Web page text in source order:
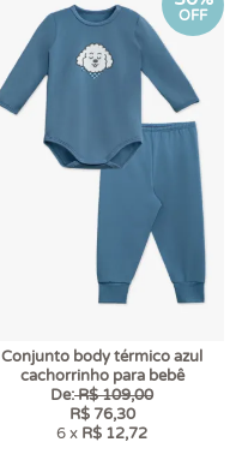
OFF
Conjunto body térmico azul
cachorrinho para bebê
De:R$ 109,00
R$ 76,30
6 x R$ 12,72